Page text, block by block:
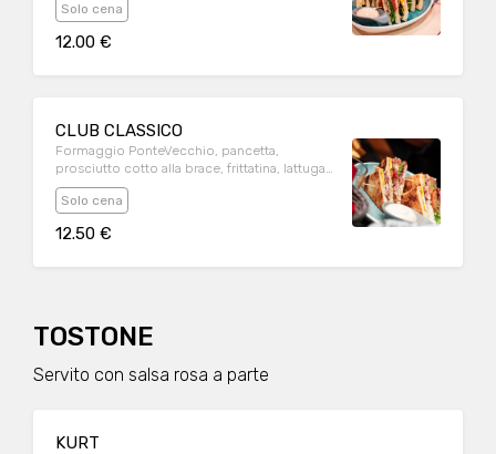
Solo cena
12.00 €
CLUB CLASSICO
Formaggio PonteVecchio, pancetta,
prosciutto cotto alla brace, frittatina, lattuga
e pomodoro.
Solo cena
12.50 €
TOSTONE
Servito con salsa rosa a parte
KURT